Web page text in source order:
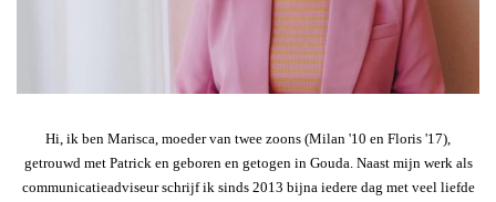
Hi, ik ben Marisca, moeder van twee zoons (Milan '10 en Floris '17),
getrouwd met Patrick en geboren en getogen in Gouda. Naast mijn werk als
communicatieadviseur schrijf ik sinds 2013 bijna iedere dag met veel liefde